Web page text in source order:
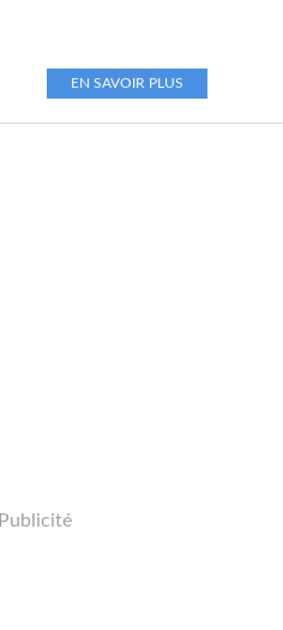
EN SAVOIR PLUS
Publicité